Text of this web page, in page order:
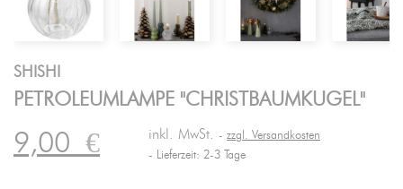
SHISHI
PETROLEUMLAMPE "CHRISTBAUMKUGEL"
9,00€ inkl. MwSt.
zzgl. Versandkosten
Lieferzeit: 2-3 Tage